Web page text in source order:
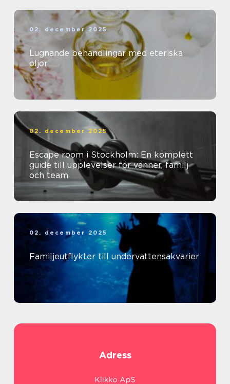
02. december 2025
Lugnande behandlingar med eteriska
oljor
02. december 2025
Escape room i Stockholm: En komplett
guide till upplevelser för vänner, familj
och team
02. december 2025
Familjeutflykter till undervattensakvarier
Adress